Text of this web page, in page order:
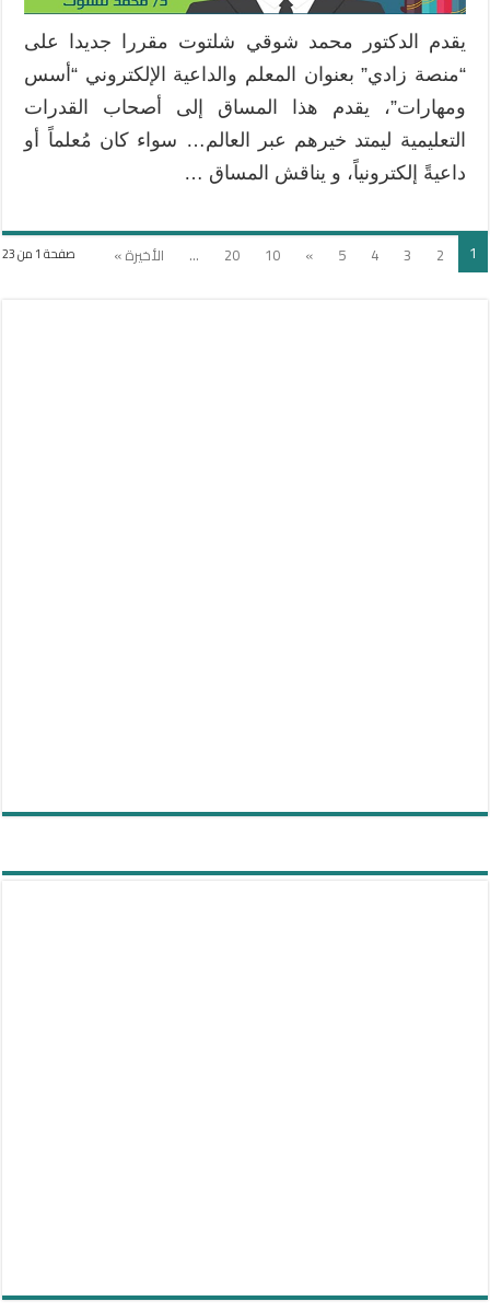
“أسس
ومهارات”
يقدم الدكتور محمد شوقي شلتوت مقررا جديدا على
“منصة زادي” بعنوان المعلم والداعية الإلكتروني “أسس
ومهارات”، يقدم هذا المساق إلى أصحاب القدرات
التعليمية ليمتد خيرهم عبر العالم… سواء كان مُعلماً أو
داعيةً إلكترونياً، و يناقش المساق …
صفحة 1 من 23 1
2
3
4
5
»
10
20
... الأخيرة »